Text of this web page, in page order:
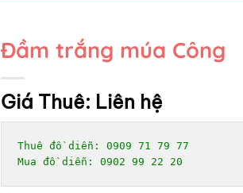
Đầm trắng múa Công
Giá Thuê: Liên hệ
Thuê đồ diễn: 0909 71 79 77
Mua đồ diễn: 0902 99 22 20